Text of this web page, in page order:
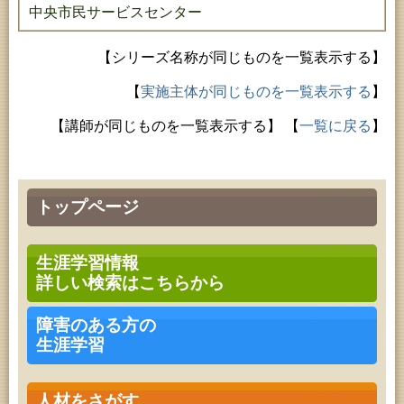
トップページ
生涯学習情報
詳しい検索はこちらから
障害のある方の
生涯学習
中央市民サービスセンター
【シリーズ名称が同じものを一覧表示する】
【実施主体が同じものを一覧表示する 】
【講師が同じものを一覧表示する】 【一覧に戻る 】